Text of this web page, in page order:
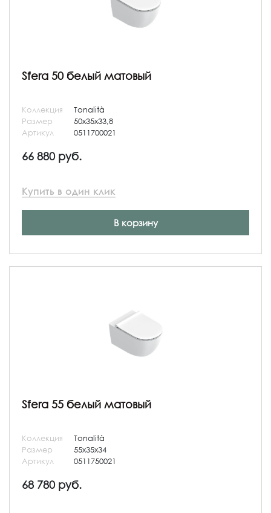
Sfera 50 белый матовый
Коллекция
Tonalità
Размер
50x35x33,8
Артикул
0511700021
66 880 руб.
Купить в один клик
В корзину
Sfera 55 белый матовый
Коллекция
Tonalità
Размер
55x35x34
Артикул
0511750021
68 780 руб.